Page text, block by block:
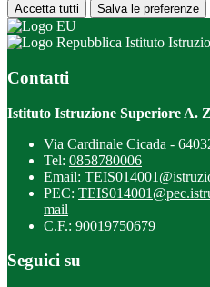
Accetta tutti Salva le preferenze
Istituto
Contatti
Istituto Istruzione Superiore A.
Via Cardinale Cicada -
Tel: 0858780006
Email:
PEC:
mail
C.F.: 90019750679
Seguici su